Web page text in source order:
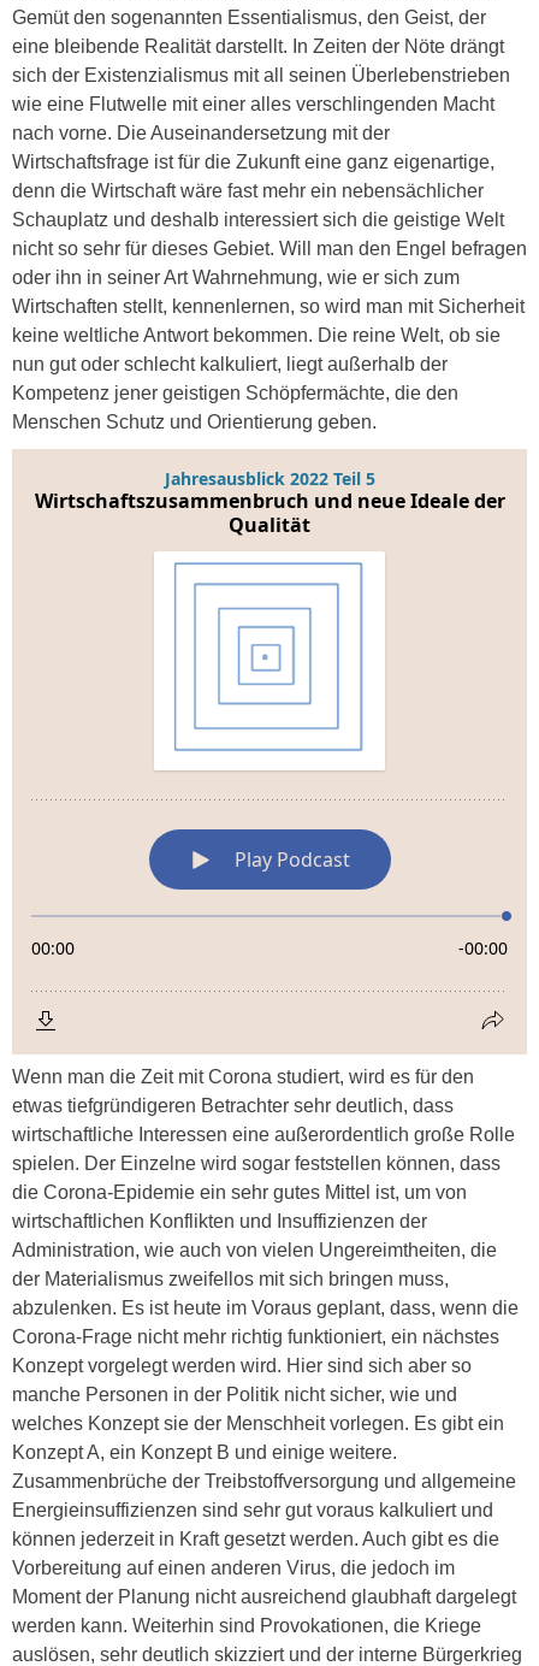
Gemüt den sogenannten Essentialismus, den Geist, der
eine bleibende Realität darstellt. In Zeiten der Nöte drängt
sich der Existenzialismus mit all seinen Überlebenstrieben
wie eine Flutwelle mit einer alles verschlingenden Macht
nach vorne. Die Auseinandersetzung mit der
Wirtschaftsfrage ist für die Zukunft eine ganz eigenartige,
denn die Wirtschaft wäre fast mehr ein nebensächlicher
Schauplatz und deshalb interessiert sich die geistige Welt
nicht so sehr für dieses Gebiet. Will man den Engel befragen
oder ihn in seiner Art Wahrnehmung, wie er sich zum
Wirtschaften stellt, kennenlernen, so wird man mit Sicherheit
keine weltliche Antwort bekommen. Die reine Welt, ob sie
nun gut oder schlecht kalkuliert, liegt außerhalb der
Kompetenz jener geistigen Schöpfermächte, die den
Menschen Schutz und Orientierung geben.
Wenn man die Zeit mit Corona studiert, wird es für den
etwas tiefgründigeren Betrachter sehr deutlich, dass
wirtschaftliche Interessen eine außerordentlich große Rolle
spielen. Der Einzelne wird sogar feststellen können, dass
die Corona-Epidemie ein sehr gutes Mittel ist, um von
wirtschaftlichen Konflikten und Insuffizienzen der
Administration, wie auch von vielen Ungereimtheiten, die
der Materialismus zweifellos mit sich bringen muss,
abzulenken. Es ist heute im Voraus geplant, dass, wenn die
Corona-Frage nicht mehr richtig funktioniert, ein nächstes
Konzept vorgelegt werden wird. Hier sind sich aber so
manche Personen in der Politik nicht sicher, wie und
welches Konzept sie der Menschheit vorlegen. Es gibt ein
Konzept A, ein Konzept B und einige weitere.
Zusammenbrüche der Treibstoffversorgung und allgemeine
Energieinsuffizienzen sind sehr gut voraus kalkuliert und
können jederzeit in Kraft gesetzt werden. Auch gibt es die
Vorbereitung auf einen anderen Virus, die jedoch im
Moment der Planung nicht ausreichend glaubhaft dargelegt
werden kann. Weiterhin sind Provokationen, die Kriege
auslösen, sehr deutlich skizziert und der interne Bürgerkrieg